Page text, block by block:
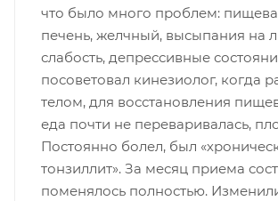
что было много проблем:
печень, желчный, высыпания на
слабость, депрессивные
посоветовал кинезиолог, когда
телом, для восстановления
еда почти не переваривалась,
Постоянно болел, был
тонзиллит». За месяц приема
поменялось полностью.